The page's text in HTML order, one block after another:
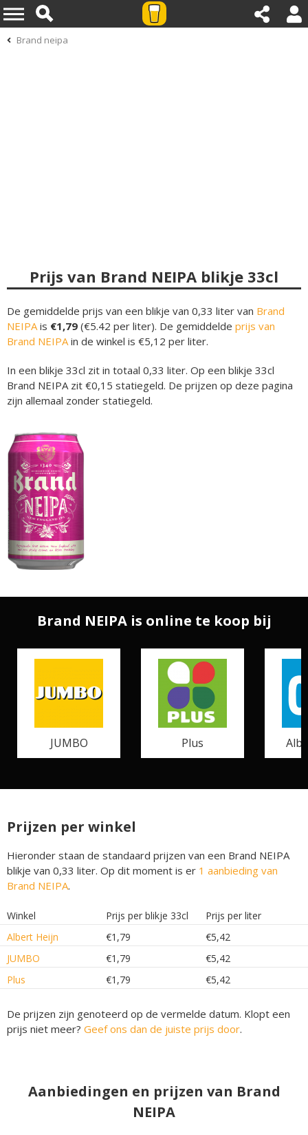
Brand neipa
Prijs van Brand NEIPA blikje 33cl
De gemiddelde prijs van een blikje van 0,33 liter van Brand
NEIPAis €1,79 (€5.42 per liter). De gemiddelde prijs van
Brand NEIPAin de winkel is €5,12 per liter.
In een blikje 33cl zit in totaal 0,33 liter. Op een blikje 33cl
Brand NEIPA zit €0,15 statiegeld. De prijzen op deze pagina
zijn allemaal zonder statiegeld.
Brand NEIPA is online te koop bij
JUMBO Plus
Prijzen per winkel
Hieronder staan de standaard prijzen van een Brand NEIPA
blikje van 0,33 liter. Op dit moment is er 1 aanbieding van
Brand NEIPA.
Winkel Prijs per blikje 33cl
Prijs per liter
Albert Heijn
€1,79
€5,42
JUMBO
€1,79
€5,42
Plus
€1,79 €5,42
De prijzen zijn genoteerd op de vermelde datum. Klopt een
prijs niet meer? Geef ons dan de juiste prijs door.
Aanbiedingen en prijzen van Brand
NEIPA